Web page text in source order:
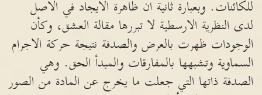
للكائنات. وبعبارة ثانية ان ظاهرة الايجاد في الاصل
لدى النظرية الارسطية لا تبررها مقالة العشق، وكأن
الوجودات ظهرت بالعرض والصدفة نتيجة حركة الاجرام
السماوية وتشبهها بالمفارقات والمبدأ الحق. وهي
الصدفة ذاتها التي جعلت ما يخرج عن المادة من الصور